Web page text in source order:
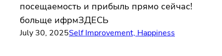
посещаемость и прибыль прямо сейчас!
больще ифрмЗДЕСЬ
July 30, 2025Self Improvement, Happiness